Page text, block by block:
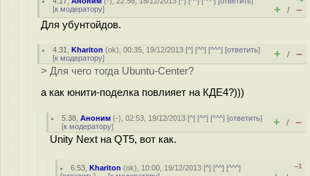
[к модератору] + / –
Для убунтойдов.
4.31 ,Khariton (ok), 00:35, 19/12/2013 [^] [^^] [^^^] [ответить]
[к модератору] + / –
> Для чего тогда Ubuntu-Center?
а как юнити-поделка повлияет на КДЕ4?)))
5.38 ,Аноним (-), 02:53, 19/12/2013 [^] [^^] [^^^] [ответить]
[к модератору] + / –
Unity Next на QT5, вот как.
6.53 ,Khariton (ok), 10:00, 19/12/2013 [^] [^^] [^^^]
–1